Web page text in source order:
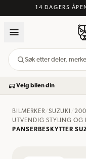
14 DAGERS
Søk etter deler,
Velg bilen din
BILMERKER/ SUZUKI /
UTVENDIG STYLING OG
PANSERBESKYTTER